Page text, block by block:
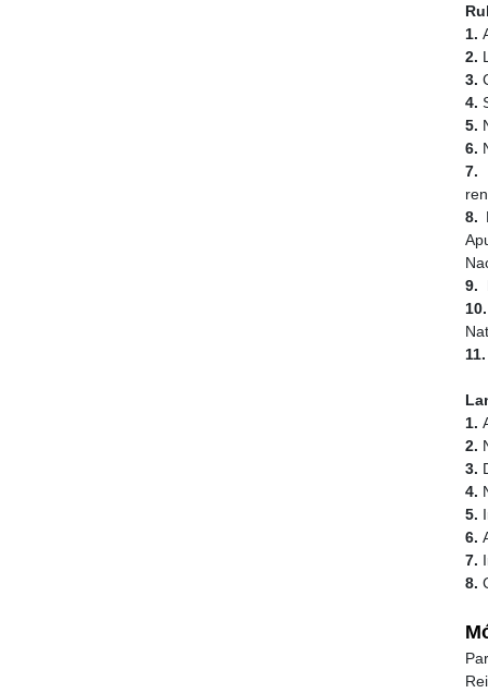
1.
2.
3.
4.
5.
6.
7.
8.
9.
10.
11.
1.
2.
3.
4.
5.
6.
7.
8.